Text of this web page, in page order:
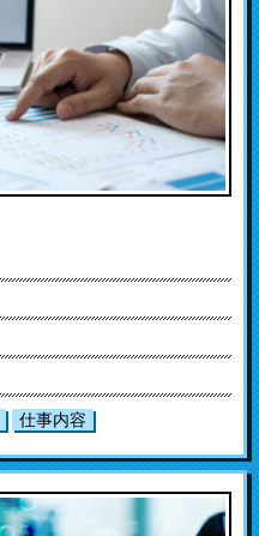
仕事内容